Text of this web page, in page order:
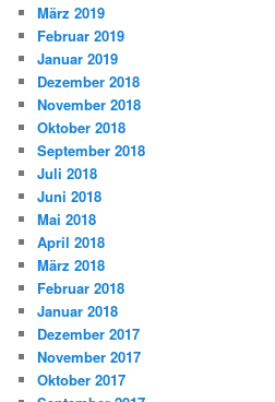
März 2019
Februar 2019
Januar 2019
Dezember 2018
November 2018
Oktober 2018
September 2018
Juli 2018
Juni 2018
Mai 2018
April 2018
März 2018
Februar 2018
Januar 2018
Dezember 2017
November 2017
Oktober 2017